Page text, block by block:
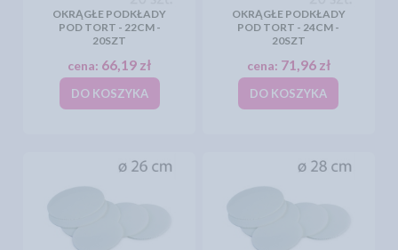
OKRĄGŁE PODKŁADY
POD TORT - 22CM -
20SZT
cena: 66,19 zł
DO KOSZYKA
OKRĄGŁE PODKŁADY
POD TORT - 24CM -
20SZT
cena: 71,96 zł
DO KOSZYKA